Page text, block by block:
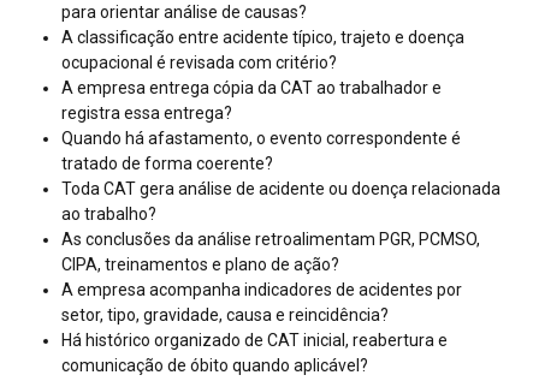
para orientar análise de causas?
A classificação entre acidente típico, trajeto e doença
ocupacional é revisada com critério?
A empresa entrega cópia da CAT ao trabalhador e
registra essa entrega?
Quando há afastamento, o evento correspondente é
tratado de forma coerente?
Toda CAT gera análise de acidente ou doença relacionada
ao trabalho?
As conclusões da análise retroalimentam PGR, PCMSO,
CIPA, treinamentos e plano de ação?
A empresa acompanha indicadores de acidentes por
setor, tipo, gravidade, causa e reincidência?
Há histórico organizado de CAT inicial, reabertura e
comunicação de óbito quando aplicável?